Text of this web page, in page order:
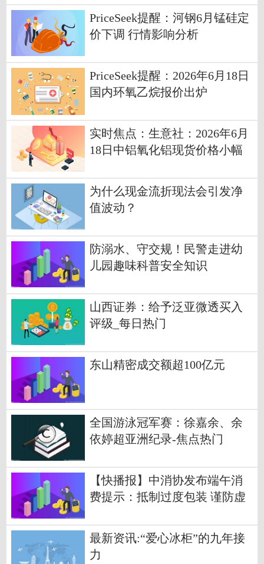
PriceSeek提醒：河钢6月锰硅定
价下调 行情影响分析
PriceSeek提醒：2026年6月18日
国内环氧乙烷报价出炉
实时焦点：生意社：2026年6月
18日中铝氧化铝现货价格小幅
为什么现金流折现法会引发净
值波动？
防溺水、守交规！民警走进幼
儿园趣味科普安全知识
山西证券：给予泛亚微透买入
评级_每日热门
东山精密成交额超100亿元
全国游泳冠军赛：徐嘉余、余
依婷超亚洲纪录-焦点热门
【快播报】中消协发布端午消
费提示：抵制过度包装 谨防虚
最新资讯:“爱心冰柜”的九年接
力